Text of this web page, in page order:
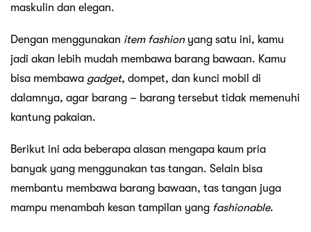
maskulin dan elegan.
Dengan menggunakan item fashionyang satu ini, kamu
jadi akan lebih mudah membawa barang bawaan. Kamu
bisa membawa gadget, dompet, dan kunci mobil di
dalamnya, agar barang – barang tersebut tidak memenuhi
kantung pakaian.
Berikut ini ada beberapa alasan mengapa kaum pria
banyak yang menggunakan tas tangan. Selain bisa
membantu membawa barang bawaan, tas tangan juga
mampu menambah kesan tampilan yang fashionable.